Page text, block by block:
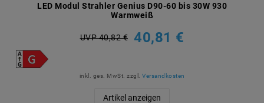
LED Modul Strahler Genius D90-60 bis 30W 930
Warmweiß
UVP 40,82 € 40,81 €
inkl. ges. MwSt. zzgl. Versandkosten
Artikel anzeigen